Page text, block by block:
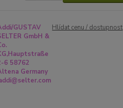
GUSTAV
GmbH &
6 58762
Germany
Hlídat cenu / dostupnost